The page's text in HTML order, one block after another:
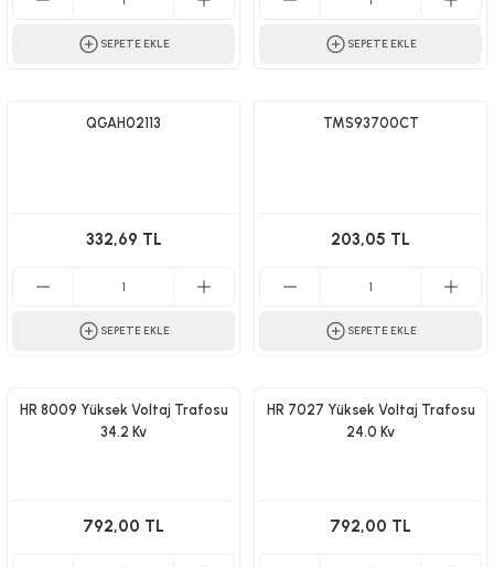
SEPETE EKLE SEPETE EKLE
QGAH02113
332,69 TL
SEPETE EKLE
TMS93700CT
203,05 TL
SEPETE EKLE
HR 8009 Yüksek Voltaj Trafosu
34.2 Kv
792,00 TL
HR 7027 Yüksek Voltaj Trafosu
24.0 Kv
792,00 TL